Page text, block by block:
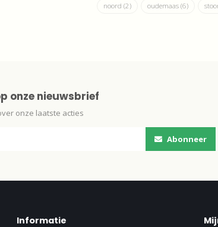
noord (2) oudemaas (6)
onze nieuwsbrief
onze laatste acties
Abonneer
Informatie